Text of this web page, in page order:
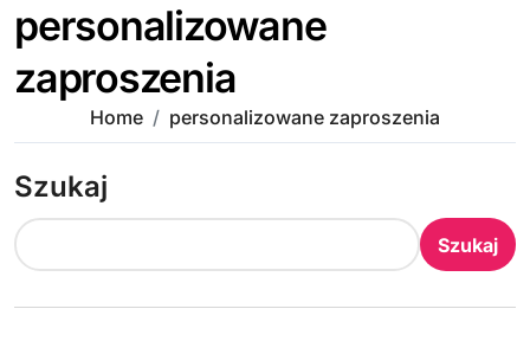
personalizowane
zaproszenia
Home personalizowane zaproszenia
Szukaj
Szukaj